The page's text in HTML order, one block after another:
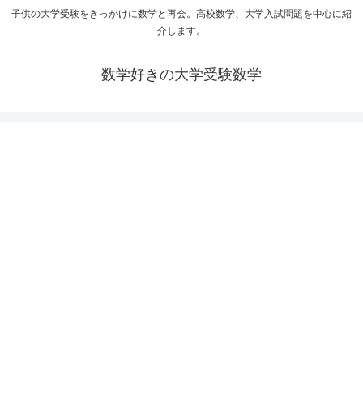
子供の大学受験をきっかけに数学と再会。高校数学、大学入試問題を中心に紹
介します。
数学好きの大学受験数学